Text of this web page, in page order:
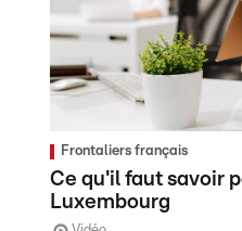
Frontaliers français
Ce qu'il faut savoir
Luxembourg